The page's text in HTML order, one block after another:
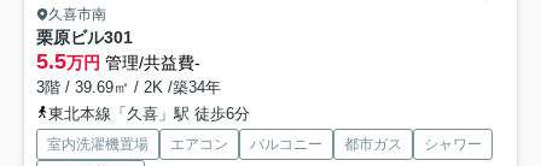
久喜市南
栗原ビル301
5.5万円 管理/共益費-
3階 / 39.69㎡ / 2K /築34年
東北本線「久喜」駅 徒歩6分
室内洗濯機置場 エアコン バルコニー 都市ガス
シャワー